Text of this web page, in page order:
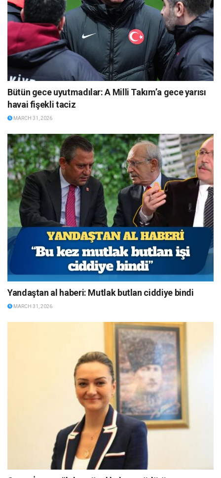
Bütün gece uyutmadılar: A Milli Takım’a gece yarısı
havai fişekli taciz
MARCH 31, 2026
Yandaştan al haberi: Mutlak butlan ciddiye bindi
MARCH 31, 2026